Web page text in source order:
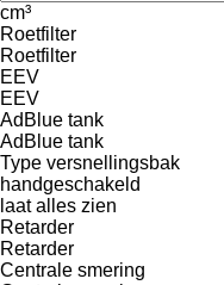
cm³
Roetfilter
Roetfilter
EEV
EEV
AdBlue tank
AdBlue tank
Type versnellingsbak
handgeschakeld
laat alles zien
Retarder
Retarder
Centrale smering